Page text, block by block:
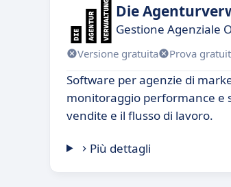
Die
Gestione Agenziale
Versione gratuita Prova
Software per agenzie di
monitoraggio performance e
vendite e il flusso di lavoro.
Più dettagli